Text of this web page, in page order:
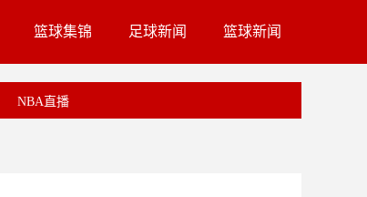
篮球集锦 足球新闻 篮球新闻
NBA直播